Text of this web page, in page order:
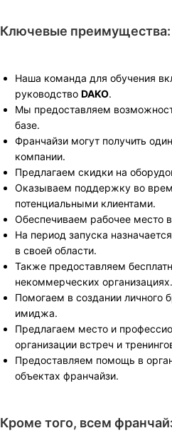
Ключевые преимущества:
Наша команда для обучения
руководство DAKO.
Мы предоставляем
базе.
Франчайзи могут получить
компании.
Предлагаем скидки на
Оказываем поддержку во
потенциальными клиентами.
Обеспечиваем рабочее место
На период запуска
в своей области.
Также предоставляем
некоммерческих организациях.
Помогаем в создании личного
имиджа.
Предлагаем место и
организации встреч и
Предоставляем помощь в
объектах франчайзи.
Кроме того, всем